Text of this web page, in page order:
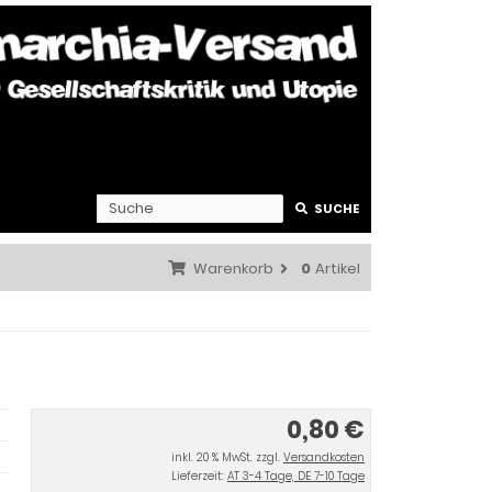
SUCHE
Warenkorb 0 Artikel
0,80 €
inkl. 20 % MwSt. zzgl. Versandkosten
Lieferzeit: AT 3-4 Tage, DE 7-10 Tage